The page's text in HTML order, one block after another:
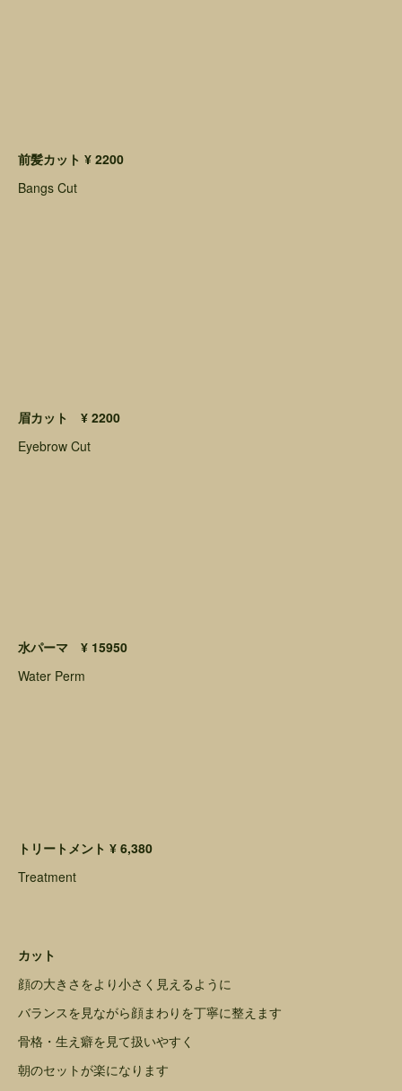
前髪カット ¥ 2200
Bangs Cut
眉カット ¥ 2200
Eyebrow Cut
水パーマ ¥ 15950
Water Perm
トリートメント ¥ 6,380
Treatment
カット
顔の大きさをより小さく見えるように
バランスを見ながら顔まわりを丁寧に整えます
骨格・生え癖を見て扱いやすく
朝のセットが楽になります